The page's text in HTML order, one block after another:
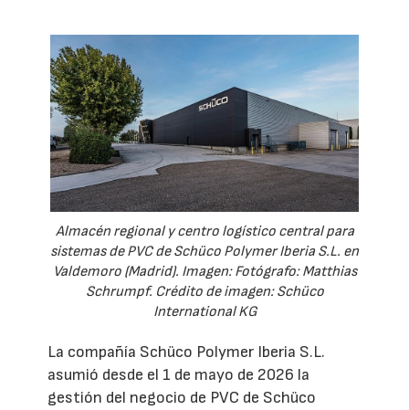
Almacén regional y centro logístico central para
sistemas de PVC de Schüco Polymer Iberia S.L. en
Valdemoro (Madrid). Imagen: Fotógrafo: Matthias
Schrumpf. Crédito de imagen: Schüco
International KG
La compañía Schüco Polymer Iberia S.L.
asumió desde el 1 de mayo de 2026 la
gestión del negocio de PVC de Schüco